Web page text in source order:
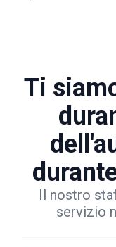
Ti
Il nostro
servizio